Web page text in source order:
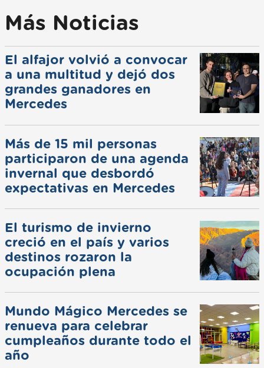
Más Noticias
El alfajor volvió a convocar
a una multitud y dejó dos
grandes ganadores en
Mercedes
Más de 15 mil personas
participaron de una agenda
invernal que desbordó
expectativas en Mercedes
El turismo de invierno
creció en el país y varios
destinos rozaron la
ocupación plena
Mundo Mágico Mercedes se
renueva para celebrar
cumpleaños durante todo el
año